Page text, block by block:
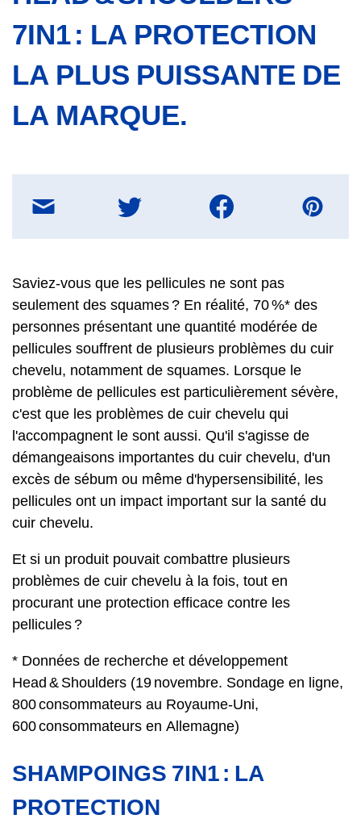
7IN1 : LA PROTECTION
LA PLUS PUISSANTE DE
LA MARQUE.
Saviez-vous que les pellicules ne sont pas
seulement des squames ? En réalité, 70 %* des
personnes présentant une quantité modérée de
pellicules souffrent de plusieurs problèmes du cuir
chevelu, notamment de squames. Lorsque le
problème de pellicules est particulièrement sévère,
c'est que les problèmes de cuir chevelu qui
l'accompagnent le sont aussi. Qu'il s'agisse de
démangeaisons importantes du cuir chevelu, d'un
excès de sébum ou même d'hypersensibilité, les
pellicules ont un impact important sur la santé du
cuir chevelu.
Et si un produit pouvait combattre plusieurs
problèmes de cuir chevelu à la fois, tout en
procurant une protection efficace contre les
pellicules ?
* Données de recherche et développement
Head & Shoulders (19 novembre. Sondage en ligne,
800 consommateurs au Royaume-Uni,
600 consommateurs en Allemagne)
SHAMPOINGS 7IN1 : LA
PROTECTION